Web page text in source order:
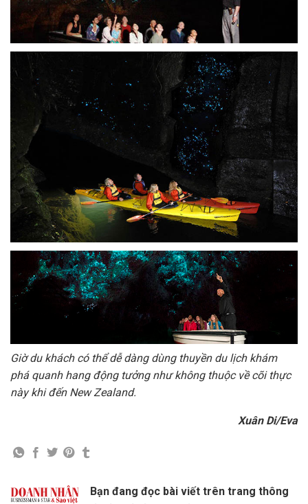
Giờ du khách có thể dễ dàng dùng thuyền du lịch khám
phá quanh hang động tưởng như không thuộc về cõi thực
này khi đến New Zealand.
Xuân Di/Eva
Bạn đang đọc bài viết trên trang thông